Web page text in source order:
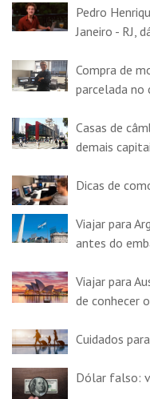
Pedro
Janeiro - RJ,
Compra de
parcelada no
Casas de
demais
Dicas de
Viajar para
antes do
Viajar para
de conhecer
Cuidados
Dólar falso: